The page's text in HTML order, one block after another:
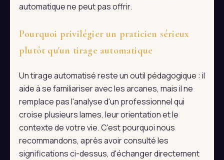
automatique ne peut pas offrir.
Pourquoi privilégier un praticien sérieux
plutôt qu'un tirage automatique
Un tirage automatisé reste un outil pédagogique : il
aide à se familiariser avec les arcanes, mais il ne
remplace pas l'analyse d'un professionnel qui
croise plusieurs lames, leur orientation et le
contexte de votre vie. C'est pourquoi nous
recommandons, après avoir consulté les
significations ci-dessus, d'échanger directement